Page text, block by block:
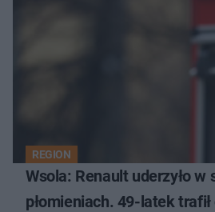
REGION
Wsola: Renault uderzyło w
płomieniach. 49-latek